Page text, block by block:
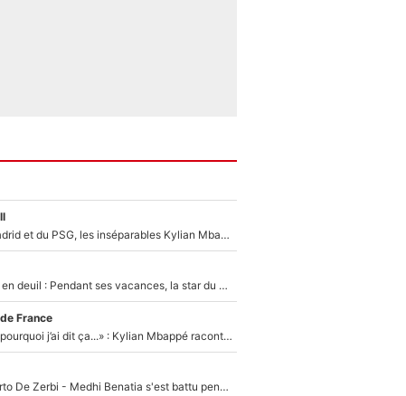
Loin du Real Madrid et du PSG, les inséparables Kylian Mbappé et Achraf Hakimi changent d'équipe le temps d'une journée !
Antoine Dupont en deuil : Pendant ses vacances, la star du XV de France a perdu sa grand-mère
France
«Je ne sais pas pourquoi j’ai dit ça...» : Kylian Mbappé raconte sa première rencontre avec Zinédine Zidane (et c’est très drôle)
Départ de Roberto De Zerbi - Medhi Benatia s'est battu pendant six mois pour le retenir à l'OM, le PSG a été le naufrage de trop : «Je pars avec toi»